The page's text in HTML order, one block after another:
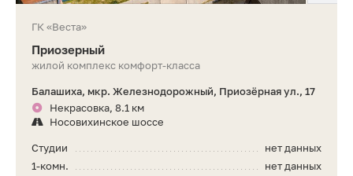
ГК «Веста»
Приозерный
жилой комплекс комфорт-класса
Балашиха, мкр. Железнодорожный, Приозёрная ул., 17
Некрасовка, 8.1 км
Носовихинское шоссе
нет данных
Студии
нет данных
1-комн.